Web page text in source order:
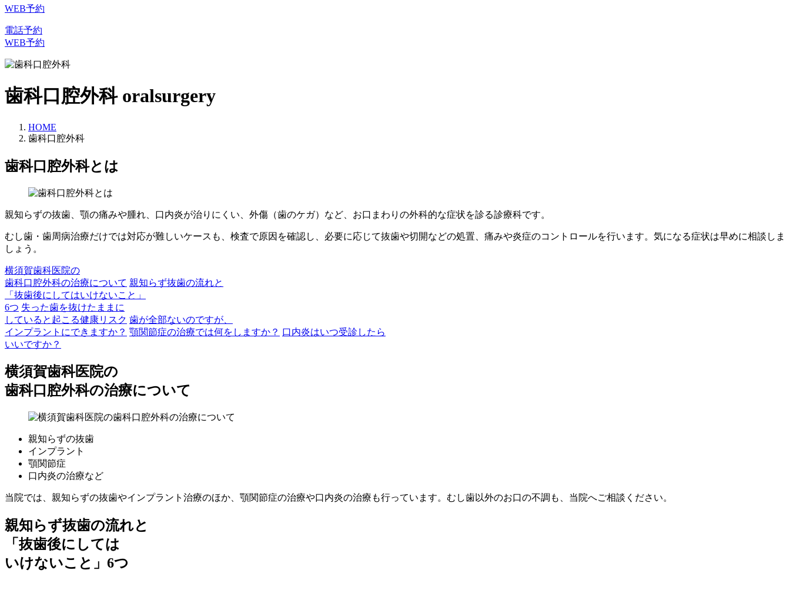
WEB予約
電話予約
WEB予約
歯科口腔外科 oralsurgery
HOME
歯科口腔外科
歯科口腔外科とは
親知らずの抜歯、顎の痛みや腫れ、口内炎が治りにくい、外傷（歯のケガ）など、お口まわりの外科的な症状を診る診療科です。
むし歯・歯周病治療だけでは対応が難しいケースも、検査で原因を確認し、必要に応じて抜歯や切開などの処置、痛みや炎症のコントロールを行います。気になる症状は早めに相談しま
しょう。
横須賀歯科医院の
歯科口腔外科の治療について 親知らず抜歯の流れと
「抜歯後にしてはいけないこと」
6つ 失った歯を抜けたままに
していると起こる健康リスク 歯が全部ないのですが、
インプラントにできますか？ 顎関節症の治療では何をしますか？ 口内炎はいつ受診したら
いいですか？
横須賀歯科医院の
歯科口腔外科の治療について
親知らずの抜歯
インプラント
顎関節症
口内炎の治療など
当院では、親知らずの抜歯やインプラント治療のほか、顎関節症の治療や口内炎の治療も行っています。むし歯以外のお口の不調も、当院へご相談ください。
親知らず抜歯の流れと
「抜歯後にしては
いけないこと」6つ